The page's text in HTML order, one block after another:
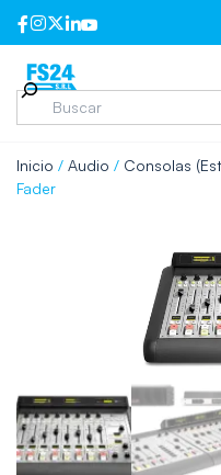
Inicio / Audio / Consolas
Fader